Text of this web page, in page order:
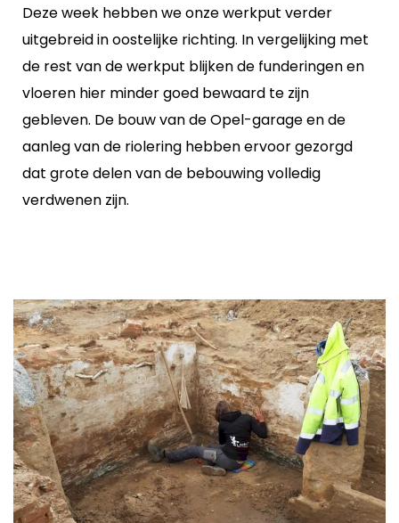
Deze week hebben we onze werkput verder
uitgebreid in oostelijke richting. In vergelijking met
de rest van de werkput blijken de funderingen en
vloeren hier minder goed bewaard te zijn
gebleven. De bouw van de Opel-garage en de
aanleg van de riolering hebben ervoor gezorgd
dat grote delen van de bebouwing volledig
verdwenen zijn.